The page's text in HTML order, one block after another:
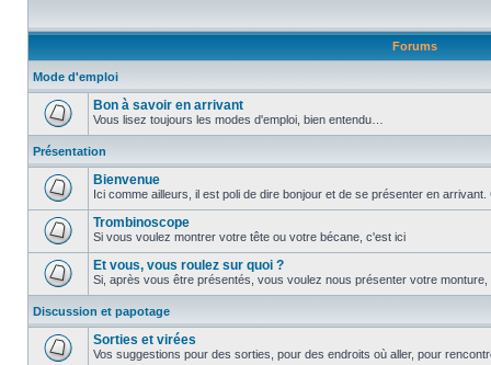
Forums
Mode d'emploi
Bon à savoir en arrivant
Vous lisez toujours les modes d'emploi, bien entendu…
Présentation
Bienvenue
Ici comme ailleurs, il est poli de dire bonjour et de se présenter en
Trombinoscope
Si vous voulez montrer votre tête ou votre bécane, c'est ici
Et vous, vous roulez sur quoi ?
Si, après vous être présentés, vous voulez nous présenter votre
Discussion et papotage
Sorties et virées
Vos suggestions pour des sorties, pour des endroits où aller, pour